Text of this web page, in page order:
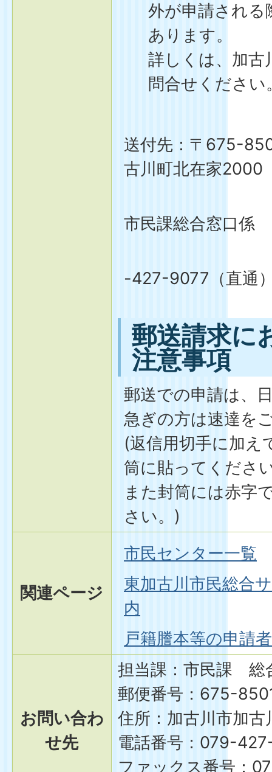
外が申請される
あります。
詳しくは、加古
問合せくださ
送付先：〒675-
古川町北在家2000
市民課総合窓口係
-427-9077（直通
郵送請求に
注意事項
郵送での申請は、
急ぎの方は速達を
(返信用切手に加え
筒に貼ってくださ
また封筒には赤字
さい。)
関連ページ
市民センター一覧
東加古川市民総合
内
戸籍謄本等の申請
お問い合わ
せ先
担当課：市民課 総
郵便番号：675-
住所：加古川市加
電話番号：079-
ファックス番号：